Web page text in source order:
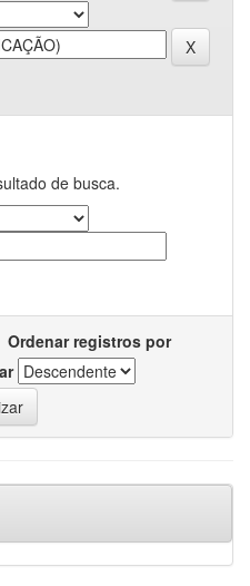
de busca.
Ordenar registros por